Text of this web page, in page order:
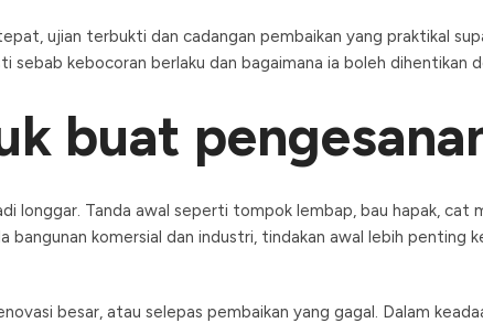
ujian terbukti dan cadangan pembaikan yang praktikal
kebocoran berlaku dan bagaimana ia boleh dihentikan
buat
longgar. Tanda awal seperti tompok lembap, bau hapak,
komersial dan industri, tindakan awal lebih penting
besar, atau selepas pembaikan yang gagal. Dalam